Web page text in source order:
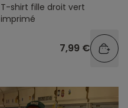
T-shirt fille droit vert
imprimé
7,99 €